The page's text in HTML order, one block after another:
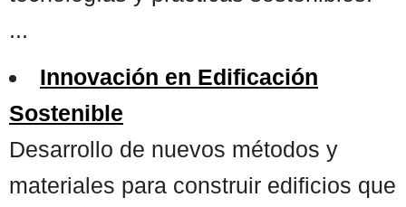
...
Innovación en Edificación
Sostenible
Desarrollo de nuevos métodos y
materiales para construir edificios que